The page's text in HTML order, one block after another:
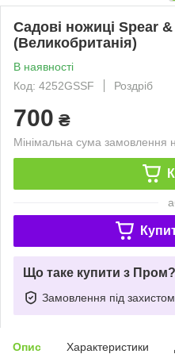
Садові ножиці Spear
(Великобританія)
В наявності
Код: 4252GSSF
Роздріб
700 ₴
Мінімальна сума замовлення
Що таке купити з Пром?
Замовлення під захистом
Опис Характеристики